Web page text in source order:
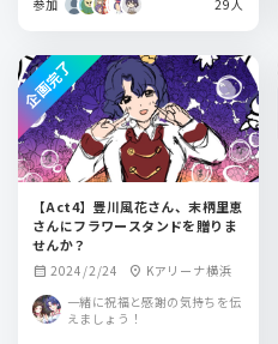
参加 29人
【Act4】豊川風花さん、末柄里恵
さんにフラワースタンドを贈りま
せんか？
calendar_month 2024/2/24 location_on Kアリーナ横浜
一緒に祝福と感謝の気持ちを伝
えましょう！
企画完了